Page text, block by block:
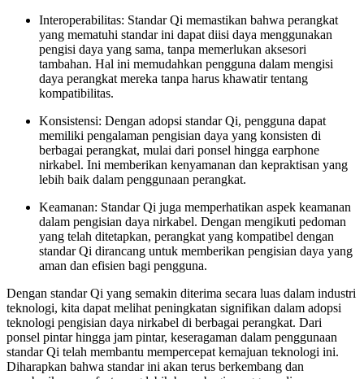
Interoperabilitas: Standar Qi memastikan bahwa perangkat
yang mematuhi standar ini dapat diisi daya menggunakan
pengisi daya yang sama, tanpa memerlukan aksesori
tambahan. Hal ini memudahkan pengguna dalam mengisi
daya perangkat mereka tanpa harus khawatir tentang
kompatibilitas.
Konsistensi: Dengan adopsi standar Qi, pengguna dapat
memiliki pengalaman pengisian daya yang konsisten di
berbagai perangkat, mulai dari ponsel hingga earphone
nirkabel. Ini memberikan kenyamanan dan kepraktisan yang
lebih baik dalam penggunaan perangkat.
Keamanan: Standar Qi juga memperhatikan aspek keamanan
dalam pengisian daya nirkabel. Dengan mengikuti pedoman
yang telah ditetapkan, perangkat yang kompatibel dengan
standar Qi dirancang untuk memberikan pengisian daya yang
aman dan efisien bagi pengguna.
Dengan standar Qi yang semakin diterima secara luas dalam industri
teknologi, kita dapat melihat peningkatan signifikan dalam adopsi
teknologi pengisian daya nirkabel di berbagai perangkat. Dari
ponsel pintar hingga jam pintar, keseragaman dalam penggunaan
standar Qi telah membantu mempercepat kemajuan teknologi ini.
Diharapkan bahwa standar ini akan terus berkembang dan